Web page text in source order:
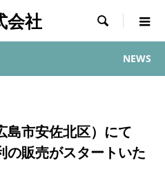
会社 
NEWS
島市安佐北区）にて
の販売がスタートいた